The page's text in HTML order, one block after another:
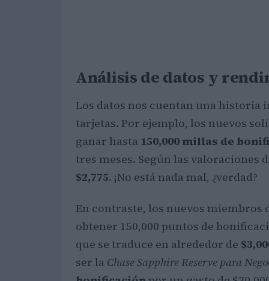
Análisis de datos y
Los datos nos cuentan una historia
tarjetas. Por ejemplo, los nuevos
ganar hasta 150,000 millas de
tres meses. Según las valoraciones
$2,775. ¡No está nada mal, ¿verdad?
En contraste, los nuevos miembros
obtener 150,000 puntos de
que se traduce en alrededor de
ser la Chase Sapphire Reserve para